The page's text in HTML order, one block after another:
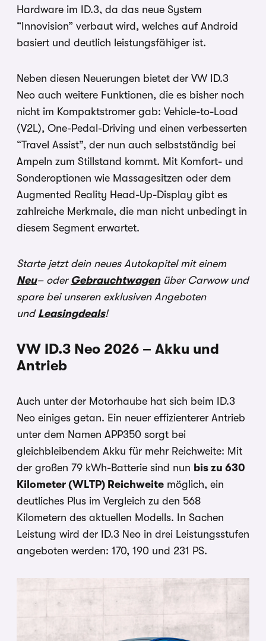
Hardware im ID.3, da das neue System
“Innovision” verbaut wird, welches auf Android
basiert und deutlich leistungsfähiger ist.
Neben diesen Neuerungen bietet der VW ID.3
Neo auch weitere Funktionen, die es bisher noch
nicht im Kompaktstromer gab: Vehicle-to-Load
(V2L), One-Pedal-Driving und einen verbesserten
“Travel Assist”, der nun auch selbstständig bei
Ampeln zum Stillstand kommt. Mit Komfort- und
Sonderoptionen wie Massagesitzen oder dem
Augmented Reality Head-Up-Display gibt es
zahlreiche Merkmale, die man nicht unbedingt in
diesem Segment erwartet.
Starte jetzt dein neues Autokapitel mit einem
Neu– oder Gebrauchtwagenüber Carwow und
spare bei unseren exklusiven Angeboten
und Leasingdeals!
VW ID.3 Neo 2026 – Akku und
Antrieb
Auch unter der Motorhaube hat sich beim ID.3
Neo einiges getan. Ein neuer effizienterer Antrieb
unter dem Namen APP350 sorgt bei
gleichbleibendem Akku für mehr Reichweite: Mit
der großen 79 kWh-Batterie sind nun bis zu 630
Kilometer (WLTP) Reichweite möglich, ein
deutliches Plus im Vergleich zu den 568
Kilometern des aktuellen Modells. In Sachen
Leistung wird der ID.3 Neo in drei Leistungsstufen
angeboten werden: 170, 190 und 231 PS.